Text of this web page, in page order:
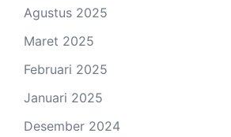
Agustus 2025
Maret 2025
Februari 2025
Januari 2025
Desember 2024